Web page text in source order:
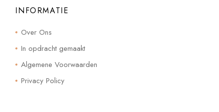
INFORMATIE
Over Ons
In opdracht gemaakt
Algemene Voorwaarden
Privacy Policy